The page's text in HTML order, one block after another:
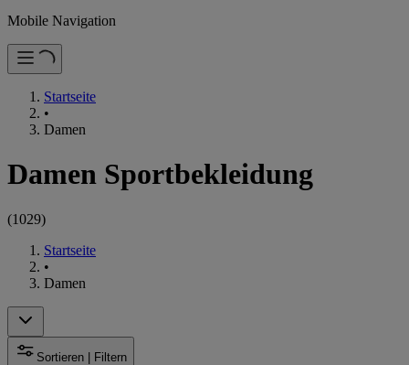
Mobile Navigation
Startseite
•
Damen
Damen Sportbekleidung
(1029)
Startseite
•
Damen
Sortieren | Filtern